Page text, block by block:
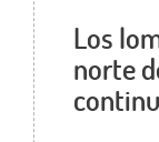
Los
norte